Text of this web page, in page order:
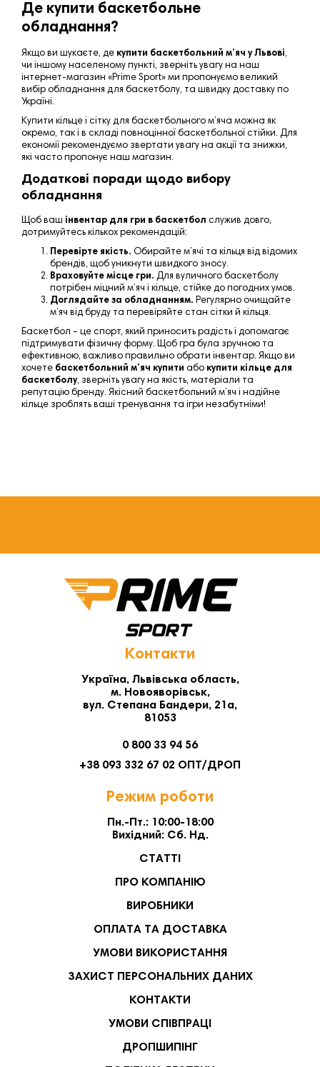
Де купити баскетбольне
обладнання?
Якщо ви шукаєте, де купити баскетбольний м’яч у Львові,
чи іншому населеному пункті, зверніть увагу на наш
інтернет-магазин «Prime Sport» ми пропонуємо великий
вибір обладнання для баскетболу, та швидку доставку по
Україні.
Купити кільце і сітку для баскетбольного м’яча можна як
окремо, так і в складі повноцінної баскетбольної стійки. Для
економії рекомендуємо звертати увагу на акції та знижки,
які часто пропонує наш магазин.
Додаткові поради щодо вибору
обладнання
Щоб ваш інвентар для гри в баскетбол служив довго,
дотримуйтесь кількох рекомендацій:
Перевірте якість. Обирайте м’ячі та кільця від відомих
брендів, щоб уникнути швидкого зносу.
Враховуйте місце гри. Для вуличного баскетболу
потрібен міцний м’яч і кільце, стійке до погодних умов.
Доглядайте за обладнанням. Регулярно очищайте
м’яч від бруду та перевіряйте стан сітки й кільця.
Баскетбол – це спорт, який приносить радість і допомагає
підтримувати фізичну форму. Щоб гра була зручною та
ефективною, важливо правильно обрати інвентар. Якщо ви
хочете баскетбольний м’яч купити або купити кільце для
баскетболу, зверніть увагу на якість, матеріали та
репутацію бренду. Якісний баскетбольний м’яч і надійне
кільце зроблять ваші тренування та ігри незабутніми!
Контакти
Україна, Львівська область,
м. Новояворівськ,
вул. Степана Бандери, 21а,
81053
0 800 33 94 56
+38 093 332 67 02 ОПТ/ДРОП
Режим роботи
Пн.-Пт.: 10:00-18:00
Вихідний: Сб. Нд.
СТАТТІ
ПРО КОМПАНІЮ
ВИРОБНИКИ
ОПЛАТА ТА ДОСТАВКА
УМОВИ ВИКОРИСТАННЯ
ЗАХИСТ ПЕРСОНАЛЬНИХ ДАНИХ
КОНТАКТИ
УМОВИ СПІВПРАЦІ
ДРОПШИПІНГ